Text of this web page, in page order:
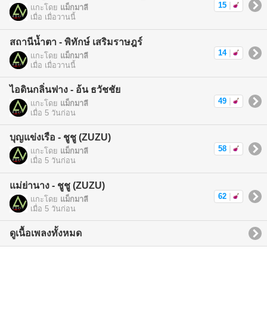
แกะโดย แม็กมาลี
เมื่อ เมื่อวานนี้
15
สถานีน้ำตา - พิทักษ์ เสริมราษฎร์
แกะโดย แม็กมาลี
เมื่อ เมื่อวานนี้
14
ไอดินกลิ่นฟาง - อ้น ธวัชชัย
แกะโดย แม็กมาลี
เมื่อ 5 วันก่อน
49
บุญแข่งเรือ - ชูชู (ZUZU)
แกะโดย แม็กมาลี
เมื่อ 5 วันก่อน
58
แม่ย่านาง - ชูชู (ZUZU)
แกะโดย แม็กมาลี
เมื่อ 5 วันก่อน
62
ดูเนื้อเพลงทั้งหมด